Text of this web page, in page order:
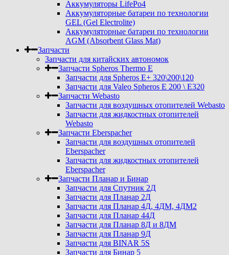
Аккумуляторы LifePo4
Аккумуляторные батареи по технологии
GEL (Gel Electrolite)
Аккумуляторные батареи по технологии
AGM (Absorbent Glass Mat)
Запчасти
Запчасти для китайских автономок
Запчасти Spheros Thermo E
Запчасти для Spheros E+ 320\200\120
Запчасти для Valeo Spheros E 200 \ E320
Запчасти Webasto
Запчасти для воздушных отопителей Webasto
Запчасти для жидкостных отопителей
Webasto
Запчасти Eberspacher
Запчасти для воздушных отопителей
Eberspacher
Запчасти для жидкостных отопителей
Eberspacher
Запчасти Планар и Бинар
Запчасти для Спутник 2Д
Запчасти для Планар 2Д
Запчасти для Планар 4Д, 4ДМ, 4ДМ2
Запчасти для Планар 44Д
Запчасти для Планар 8Д и 8ДМ
Запчасти для Планар 9Д
Запчасти для BINAR 5S
Запчасти для Бинар 5